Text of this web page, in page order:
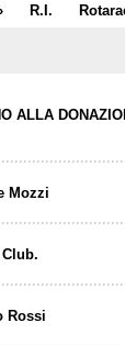
R.I.
ALLA
Mozzi
Rossi